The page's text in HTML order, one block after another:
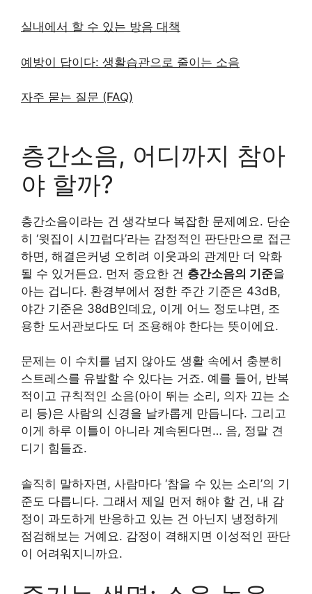
실내에서 할 수 있는 방음 대책
예방이 답이다: 생활습관으로 줄이는 소음
자주 묻는 질문 (FAQ)
층간소음, 어디까지 참아
야 할까?
층간소음이라는 건 생각보다 복잡한 문제예요. 단순
히 ‘윗집이 시끄럽다’라는 감정적인 판단만으로 접근
하면, 해결은커녕 오히려 이웃과의 관계만 더 악화
될 수 있거든요. 먼저 중요한 건 층간소음의 기준을
아는 겁니다. 환경부에서 정한 주간 기준은 43dB,
야간 기준은 38dB인데요, 이게 어느 정도냐면, 조
용한 도서관보다도 더 조용해야 한다는 뜻이에요.
문제는 이 수치를 넘지 않아도 생활 속에서 충분히
스트레스를 유발할 수 있다는 거죠. 예를 들어, 반복
적이고 규칙적인 소음(아이 뛰는 소리, 의자 끄는 소
리 등)은 사람의 신경을 날카롭게 만듭니다. 그리고
이게 하루 이틀이 아니라 계속된다면… 음, 정말 견
디기 힘들죠.
솔직히 말하자면, 사람마다 ‘참을 수 있는 소리’의 기
준도 다릅니다. 그래서 제일 먼저 해야 할 건, 내 감
정이 과도하게 반응하고 있는 건 아닌지 냉정하게
점검해보는 거예요. 감정이 격해지면 이성적인 판단
이 어려워지니까요.